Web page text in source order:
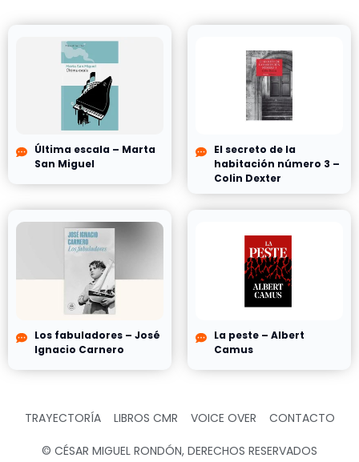
Última escala – Marta
San Miguel
El secreto de la
habitación número 3 –
Colin Dexter
Los fabuladores – José
Ignacio Carnero
La peste – Albert
Camus
TRAYECTORÍA LIBROS CMR VOICE OVER CONTACTO
© CÉSAR MIGUEL RONDÓN, DERECHOS RESERVADOS